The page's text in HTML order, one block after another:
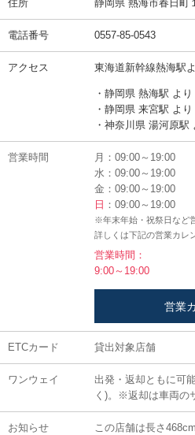
住所 静岡県 熱海市春日町
電話番号 0557-85-0543
アクセス 東海道新幹線熱海駅
・静岡県 熱海駅 より
・静岡県 来宮駅 よ
・神奈川県 湯河原駅
営業時間 月：09:00～19:00
水：09:00～19:00
金：09:00～19:00
日 ：09:00～19:00
※年末年始・祝祭日など
詳しくは下記の営業カレ
営業時間：
9:00～19:00
営業
ETCカード 貸出対象店舗
ワンウェイ
出発・返却ともに可
く)。※返却は車両の
お知らせ
この店舗は長さ